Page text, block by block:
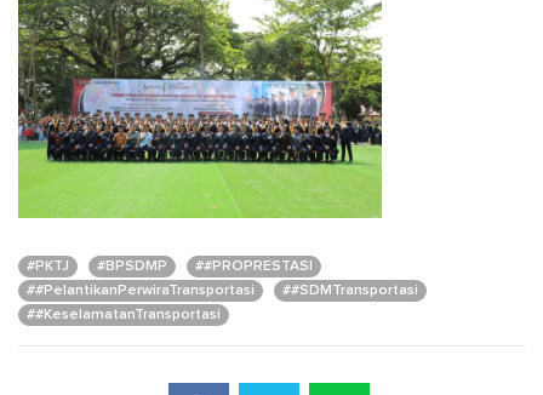
#PKTJ #BPSDMP
##PROPRESTASI
##PelantikanPerwiraTransportasi
##SDMTransportasi
##KeselamatanTransportasi